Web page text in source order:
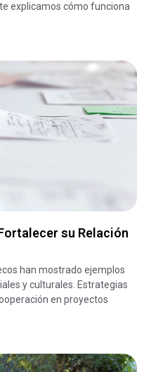
explicamos cómo funciona
su Relación
han mostrado ejemplos
y culturales. Estrategias
en proyectos